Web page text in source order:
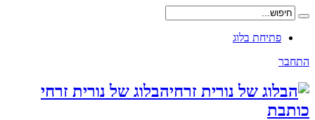
פתיחת בלוג
התחבר
הבלוג של נורית זרחי
כותבת